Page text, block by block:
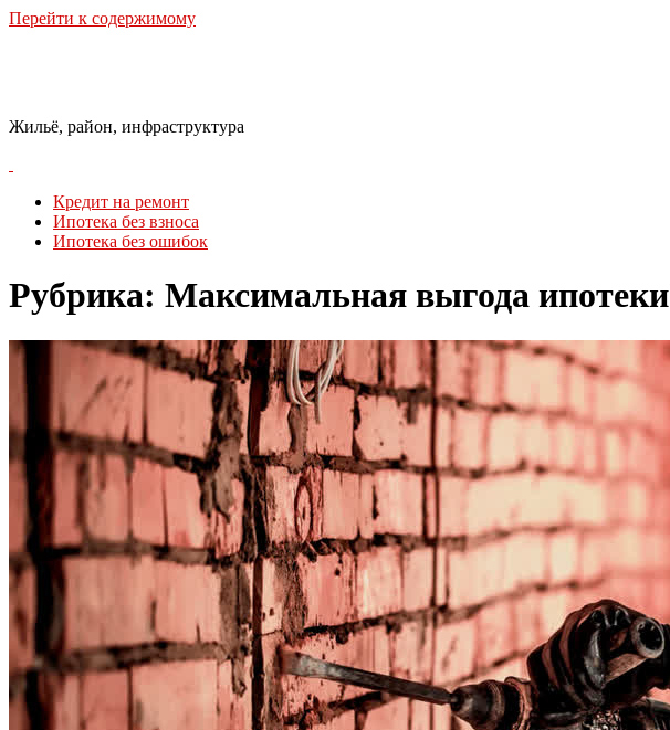
Перейти к содержимому
Жильё, район, инфраструктура
Кредит на ремонт
Ипотека без взноса
Ипотека без ошибок
Рубрика: Максимальная выгода ипотеки